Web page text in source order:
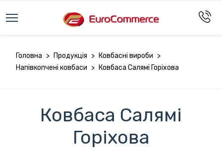
Головна > Продукція > Ковбасні вироби >
Напівкопчені ковбаси > Ковбаса Салямі Горіхова
Ковбаса Салямі
Горіхова